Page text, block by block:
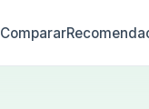
Comparar